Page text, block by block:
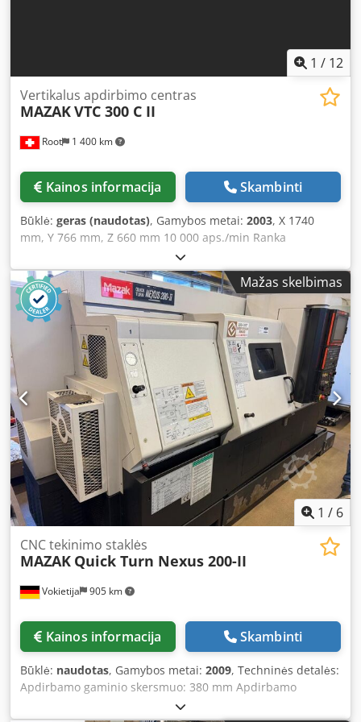
1 / 12
Root 1 400 km
Vertikalus apdirbimo centras
MAZAKVTC 300 C II
Kainos informacija Skambinti
Būklė: geras (naudotas), Gamybos metai: 2003, X 1740
mm, Y 766 mm, Z 660 mm 10 000 aps./min Ranka
parodytos dalys nepridedamos. Dodpfxowyblzj An Eekr
Mažas skelbimas
1 / 6
Vokietija 905 km
CNC tekinimo staklės
MAZAK Quick Turn Nexus 200-II
Kainos informacija Skambinti
Būklė: naudotas, Gamybos metai: 2009, Techninės detalės:
Apdirbamo gaminio skersmuo: 380 mm Apdirbamo
gaminio ilgis: 538 mm Bendrasis energijos poreikis: 26 kW